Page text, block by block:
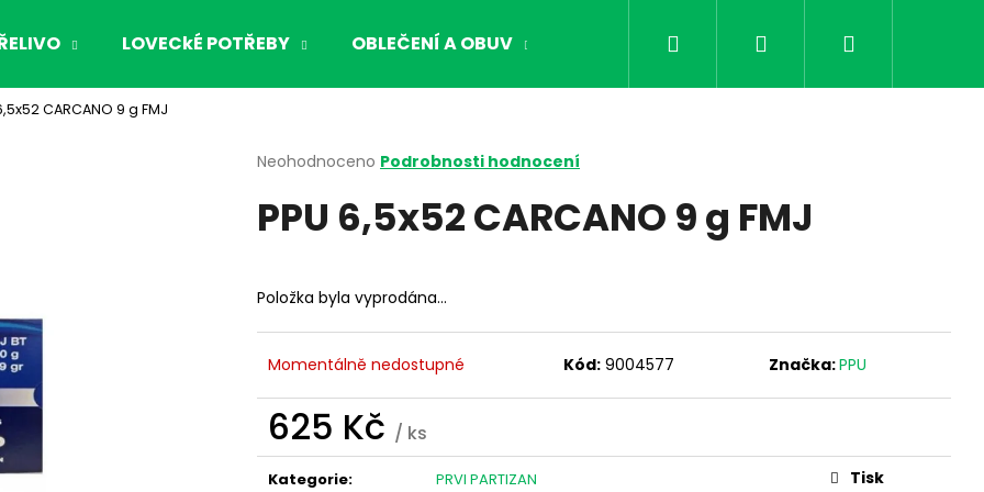
LOVECkÉ POTŘEBY OBLEČENÍ A OBUV NOČNÍ VIDĚNÍPřihlášení
CARCANO 9 g FMJ
Průměrné
produktu
je
hvězdiček.
Neohodnoceno Podrobnosti hodnocení
PPU 6,5x52 CARCANO 9 g FMJ
Položka byla vyprodána…
Momentálně nedostupné Kód: 9004577 Značka:PPU
625 Kč / ks
Měrná
cena:
Kategorie:
PRVI PARTIZAN
Tisk
Co potřebujete najít?
HLEDAT